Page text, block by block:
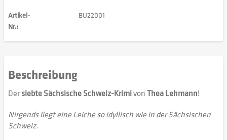
Artikel-
Nr.:
BU22001
Beschreibung
Dersiebte Sächsische Schweiz-KrimivonThea Lehmann!
Nirgends liegt eine Leiche so idyllisch wie in der Sächsischen
Schweiz.